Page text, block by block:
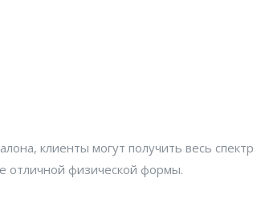
клиенты могут получить весь спектр
отличной физической формы.